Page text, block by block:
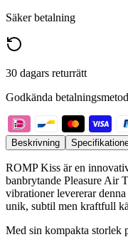
Säker betalning
30 dagars returrätt
Godkända
Beskrivning
ROMP Kiss är en
banbrytande Pleasure Air
vibrationer levererar
unik, subtil men kraftfull
Med sin kompakta storlek